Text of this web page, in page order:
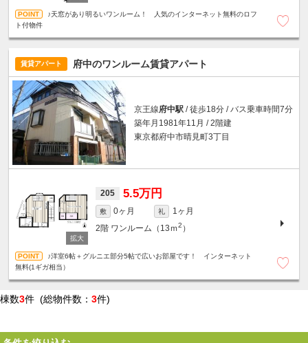
♪天窓があり明るいワンルーム！ 人気のインターネット無料のロフ
ト付物件
賃貸アパート 府中のワンルーム賃貸アパート
京王線府中駅 / 徒歩18分 / バス乗車時間7分
築年月1981年11月 / 2階建
東京都府中市晴見町3丁目
205 5.5万円
敷 0ヶ月 礼
1ヶ月
2階 ワンルーム（13ｍ2 ）
♪洋室6帖＋グルニエ部分5帖で広いお部屋です！ インターネット
無料(1ギガ相当）
棟数3件 (総物件数： 3件)